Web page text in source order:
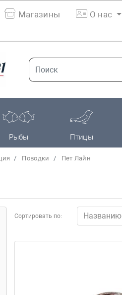
Магазины О нас
Рыбы Птицы
Поводки Пет Лайн
Сортировать по: Названию